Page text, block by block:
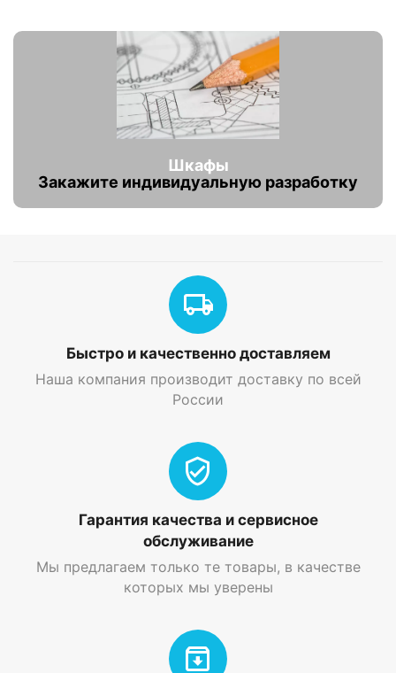
Шкафы
Закажите индивидуальную разработку
Быстро и качественно доставляем
Наша компания производит доставку по всей
России
Гарантия качества и сервисное
обслуживание
Мы предлагаем только те товары, в качестве
которых мы уверены